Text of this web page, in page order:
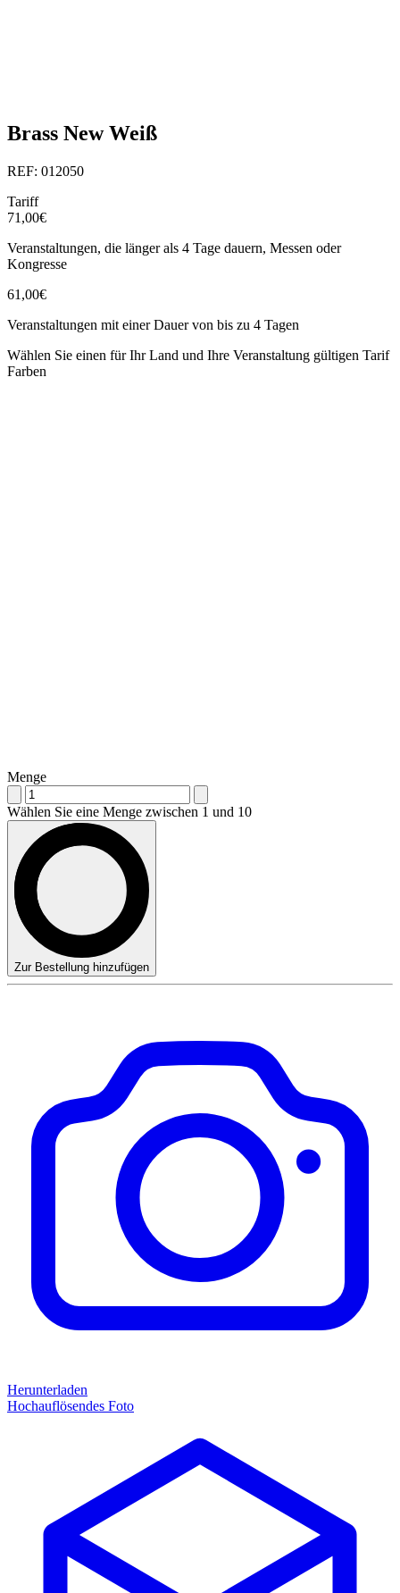
Brass New Weiß
REF: 012050
Tariff
71,00€
Veranstaltungen, die länger als 4 Tage dauern, Messen oder
Kongresse
61,00€
Veranstaltungen mit einer Dauer von bis zu 4 Tagen
Wählen Sie einen für Ihr Land und Ihre Veranstaltung gültigen Tarif
Farben
Menge
Wählen Sie eine Menge zwischen 1 und 10
Zur Bestellung hinzufügen
Herunterladen
Hochauflösendes Foto